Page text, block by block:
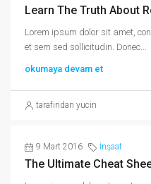
Learn The Truth About
Lorem ipsum dolor sit amet,
et sem sed sollicitudin. Donec...
okumaya devam et
tarafından yucin
9 Mart 2016 İnşaat
The Ultimate Cheat